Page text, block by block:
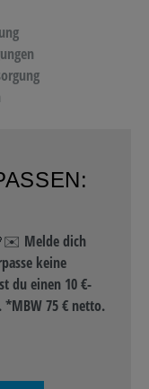
Melde dich
keine
du einen 10 €-
*MBW 75 € netto.